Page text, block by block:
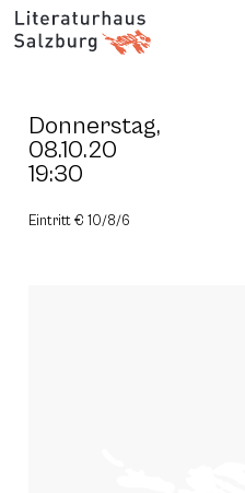
Donnerstag,
08.10.20
19:30
Eintritt € 10/8/6